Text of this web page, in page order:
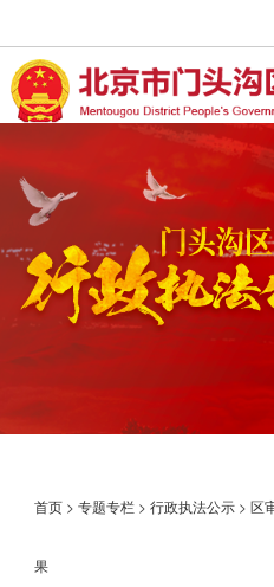
首页 >专题专栏 >行政执法公示 >区
果